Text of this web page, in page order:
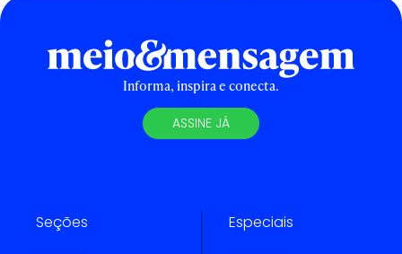
Informa, inspira e conecta.
ASSINE JÁ
Seções Especiais